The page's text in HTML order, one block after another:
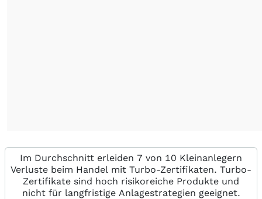
Im Durchschnitt erleiden 7 von 10 Kleinanlegern
Verluste beim Handel mit Turbo-Zertifikaten. Turbo-
Zertifikate sind hoch risikoreiche Produkte und
nicht für langfristige Anlagestrategien geeignet.